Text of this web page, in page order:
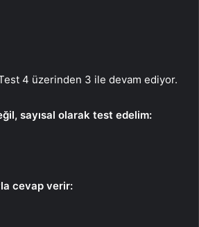
4 üzerinden 3 ile devam ediyor.
sayısal olarak test edelim:
cevap verir: